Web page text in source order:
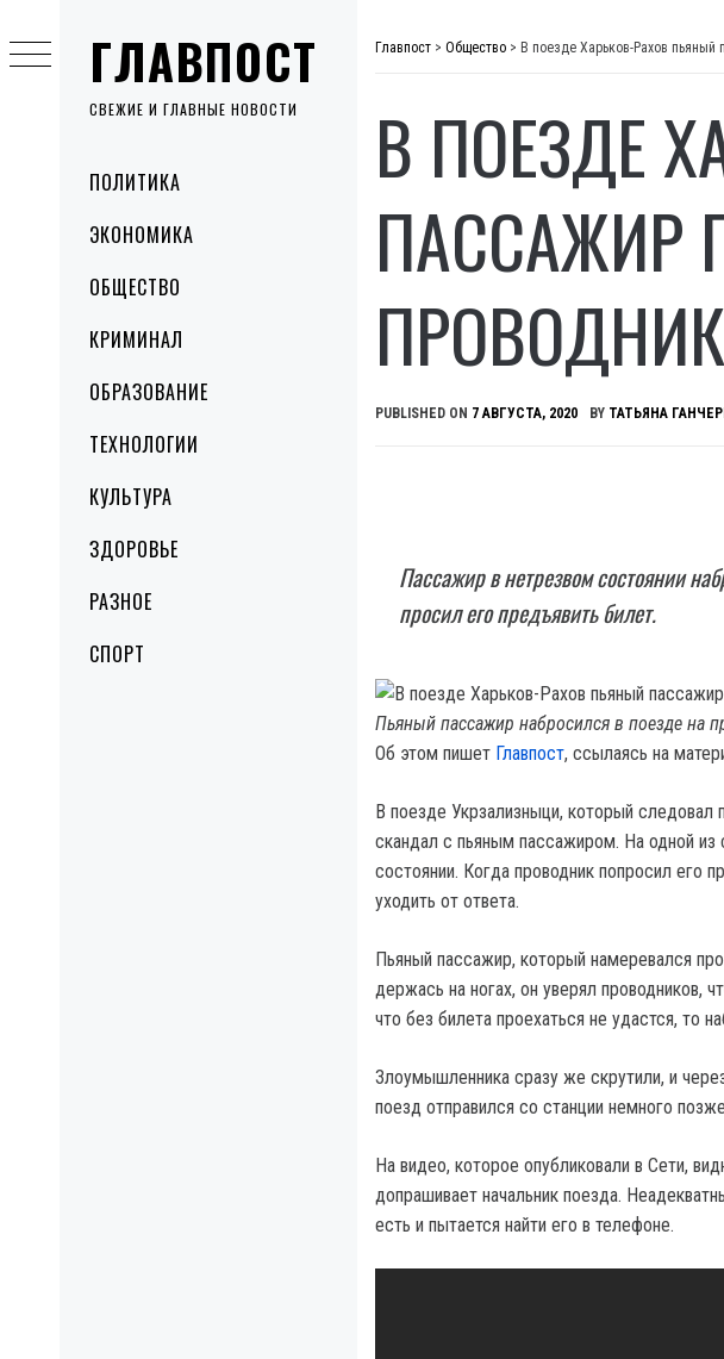
ГЛАВПОСТ
СВЕЖИЕ И ГЛАВНЫЕ НОВОСТИ
MenuПОЛИТИКА
ЭКОНОМИКА
ОБЩЕСТВО
КРИМИНАЛ
ОБРАЗОВАНИЕ
ТЕХНОЛОГИИ
КУЛЬТУРА
ЗДОРОВЬЕ
РАЗНОЕ
СПОРТ
to
content
Главпост > Общество > В поезде Харьков-Рахов
В ПОЕЗДЕ
ПАССАЖИР
PUBLISHED ON 7 АВГУСТА, 2020 BY ТАТЬЯНА
Пассажир в нетрезвом состоянии
просил его предъявить билет.
Пьяный пассажир набросился в поезде на
Об этом пишет Главпост, ссылаясь на
В поезде Укрзализныци, который
скандал с пьяным пассажиром. На одной из
состоянии. Когда проводник попросил его
уходить от ответа.
Пьяный пассажир, который намеревался
держась на ногах, он уверял проводников,
что без билета проехаться не удастся, то
Злоумышленника сразу же скрутили, и
поезд отправился со станции немного
На видео, которое опубликовали в Сети,
допрашивает начальник поезда.
есть и пытается найти его в телефоне.